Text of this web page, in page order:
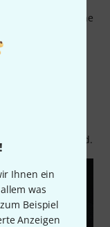
Ihnen ein
was
Beispiel
Anzeigen
Wert auf eine
Sowohl
Hinsicht
Features,
Touchscreen,
die Kits optisch
sind.